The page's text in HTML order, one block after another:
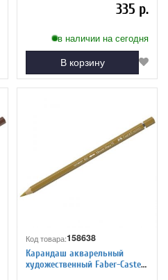
335 р.
в наличии на сегодня
В корзину
Код товара:158638
Карандаш акварельный
художественный Faber-Castell